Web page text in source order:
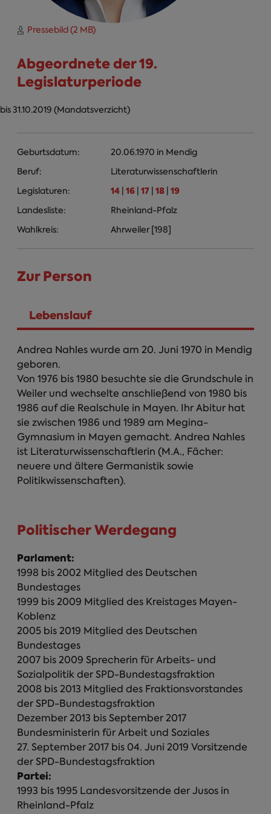
Pressebild (2 MB)
Abgeordnete der 19.
Legislaturperiode
bis 31.10.2019 (Mandatsverzicht)
Geburtsdatum: 20.06.1970 in Mendig
Beruf:
Literaturwissenschaftlerin
Legislaturen:
14 16 17 18 19
Landesliste:
Rheinland-Pfalz
Wahlkreis:
Ahrweiler [198]
Zur Person
Person Infos
Lebenslauf
Andrea Nahles wurde am 20. Juni 1970 in Mendig
geboren.
Von 1976 bis 1980 besuchte sie die Grundschule in
Weiler und wechselte anschließend von 1980 bis
1986 auf die Realschule in Mayen. Ihr Abitur hat
sie zwischen 1986 und 1989 am Megina-
Gymnasium in Mayen gemacht. Andrea Nahles
ist Literaturwissenschaftlerin (M.A., Fächer:
neuere und ältere Germanistik sowie
Politikwissenschaften).
Politischer Werdegang
Parlament:
1998 bis 2002 Mitglied des Deutschen
Bundestages
1999 bis 2009 Mitglied des Kreistages Mayen-
Koblenz
2005 bis 2019 Mitglied des Deutschen
Bundestages
2007 bis 2009 Sprecherin für Arbeits- und
Sozialpolitik der SPD-Bundestagsfraktion
2008 bis 2013 Mitglied des Fraktionsvorstandes
der SPD-Bundestagsfraktion
Dezember 2013 bis September 2017
Bundesministerin für Arbeit und Soziales
27. September 2017 bis 04. Juni 2019 Vorsitzende
der SPD-Bundestagsfraktion
Partei:
1993 bis 1995 Landesvorsitzende der Jusos in
Rheinland-Pfalz